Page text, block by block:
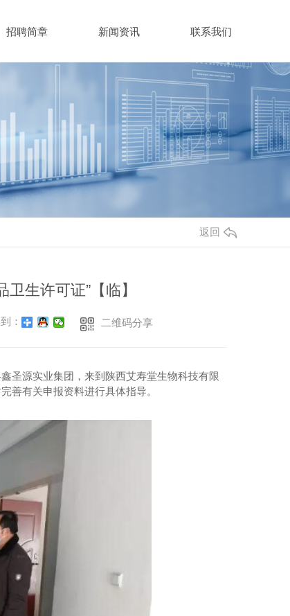
招聘简章 新闻资讯 联系我们
返回
生许可证”【临】
： 二维码分享
圣源实业集团，来到陕西艾寿堂生物科技有限
善有关申报资料进行具体指导。